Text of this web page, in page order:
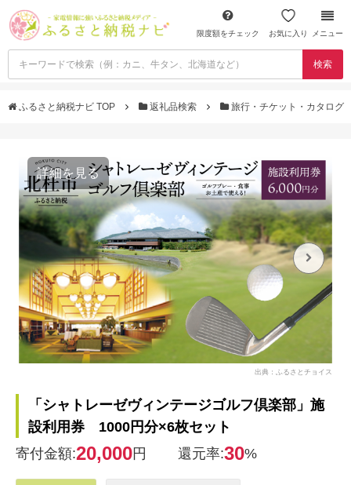
限度額をチェック お気に入り メニュー
検索
ふるさと納税ナビ TOP 返礼品検索 旅行・チケット・カタログ
詳細を見る
出典：ふるさとチョイス
「シャトレーゼヴィンテージゴルフ倶楽部」施
設利用券 1000円分×6枚セット
寄付金額:20,000円 還元率:30%